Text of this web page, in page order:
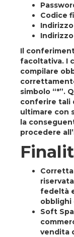
Codice
Il
facoltativa. I
compilare
simbolo “*”.
conferire tali
ultimare con
la
procedere
Corretta
fedeltà
obblighi
Soft
vendita